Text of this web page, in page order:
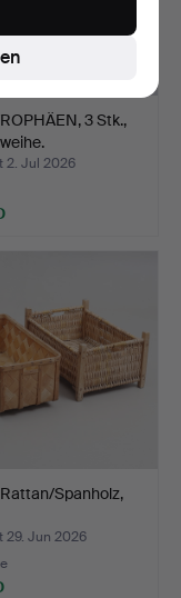
3 Stk.,
2. Jul 2026
Rattan/Spanholz,
29. Jun 2026